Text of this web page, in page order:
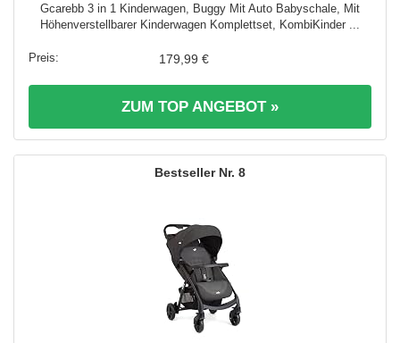
Gcarebb 3 in 1 Kinderwagen, Buggy Mit Auto Babyschale, Mit
Höhenverstellbarer Kinderwagen Komplettset, KombiKinder ...
179,99 €
ZUM TOP ANGEBOT »
8